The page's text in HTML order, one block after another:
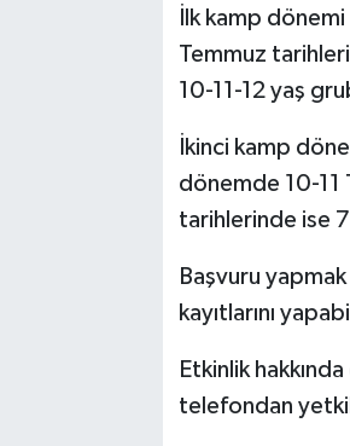
İlk kamp
Temmuz
10-11-12 yaş
İkinci kamp
dönemde 10-11
tarihlerinde ise
Başvuru
kayıtlarını
Etkinlik
telefondan